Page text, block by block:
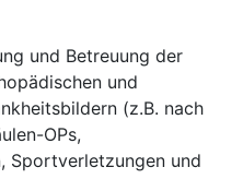
und Betreuung der
und
(z.B. nach
OPs,
Sportverletzungen und